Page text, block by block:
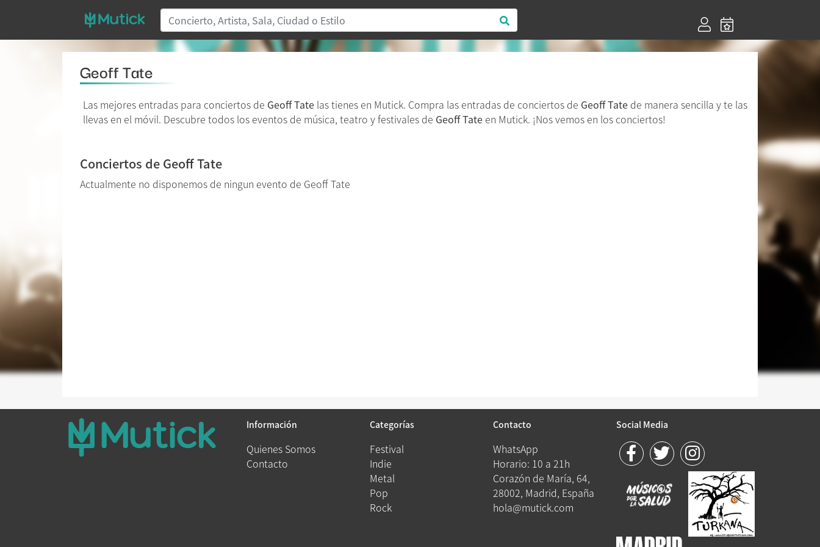
Geoff Tate
Las mejores entradas para conciertos de Geoff Tate las tienes en Mutick. Compra las entradas de conciertos de Geoff Tate de manera sencilla y te las
llevas en el móvil. Descubre todos los eventos de música, teatro y festivales de Geoff Tate en Mutick. ¡Nos vemos en los conciertos!
Conciertos de Geoff Tate
Actualmente no disponemos de ningun evento de Geoff Tate
Información
Quienes Somos
Contacto
Categorías
Festival
Indie
Metal
Pop
Rock
Contacto
WhatsApp
Horario: 10 a 21h
Corazón de María, 64,
28002, Madrid, España
hola@mutick.com
Social Media